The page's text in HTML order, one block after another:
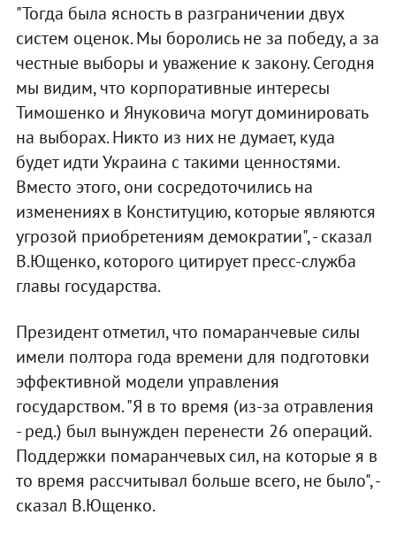
"Тогда была ясность в разграничении двух
систем оценок. Мы боролись не за победу, а за
честные выборы и уважение к закону. Сегодня
мы видим, что корпоративные интересы
Тимошенко и Януковича могут доминировать
на выборах. Никто из них не думает, куда
будет идти Украина с такими ценностями.
Вместо этого, они сосредоточились на
изменениях в Конституцию, которые являются
угрозой приобретениям демократии", - сказал
В.Ющенко, которого цитирует пресс-служба
главы государства.
Президент отметил, что помаранчевые силы
имели полтора года времени для подготовки
эффективной модели управления
государством. "Я в то время (из-за отравления
- ред.) был вынужден перенести 26 операций.
Поддержки помаранчевых сил, на которые я в
то время рассчитывал больше всего, не было", -
сказал В.Ющенко.